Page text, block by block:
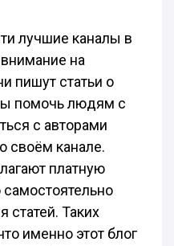
лучшие каналы в
на
пишут статьи о
помочь людям с
с авторами
своём канале.
платную
самостоятельно
статей. Таких
именно этот блог